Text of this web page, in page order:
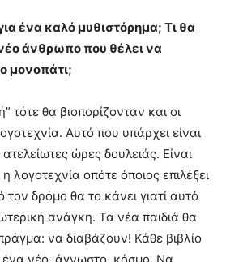
ένα καλό μυθιστόρημα; Τι θα
άνθρωπο που θέλει να
μονοπάτι;
τότε θα βιοπορίζονταν και οι
Αυτό που υπάρχει είναι
ώρες δουλειάς. Είναι
λογοτεχνία οπότε όποιος επιλέξει
δρόμο θα το κάνει γιατί αυτό
ανάγκη. Τα νέα παιδιά θα
να διαβάζουν! Κάθε βιβλίο